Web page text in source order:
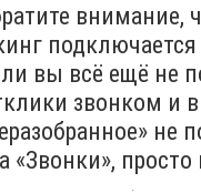
внимание,
вы всё ещё не
звонком и в
не
«Звонки»,
.